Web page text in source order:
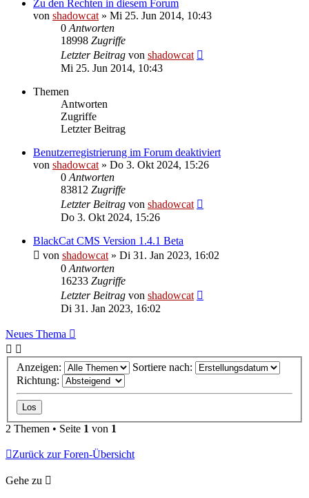
Zu den Rechten in diesem Forum
von shadowcat » Mi 25. Jun 2014, 10:43
0 Antworten
18998 Zugriffe
Letzter Beitrag von shadowcat
Mi 25. Jun 2014, 10:43
Themen
Antworten
Zugriffe
Letzter Beitrag
Benutzerregistrierung im Forum deaktiviert
von shadowcat » Do 3. Okt 2024, 15:26
0 Antworten
83812 Zugriffe
Letzter Beitrag von shadowcat
Do 3. Okt 2024, 15:26
BlackCat CMS Version 1.4.1 Beta
von shadowcat » Di 31. Jan 2023, 16:02
0 Antworten
16233 Zugriffe
Letzter Beitrag von shadowcat
Di 31. Jan 2023, 16:02
Neues Thema
Anzeigen:
Sortiere nach:
Richtung:
2 Themen • Seite 1 von 1
Zurück zur Foren-Übersicht
Gehe zu